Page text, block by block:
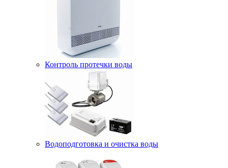
Контроль протечки воды
Водоподготовка и очистка воды